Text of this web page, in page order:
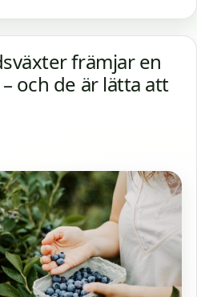
främjar en
och de är lätta att